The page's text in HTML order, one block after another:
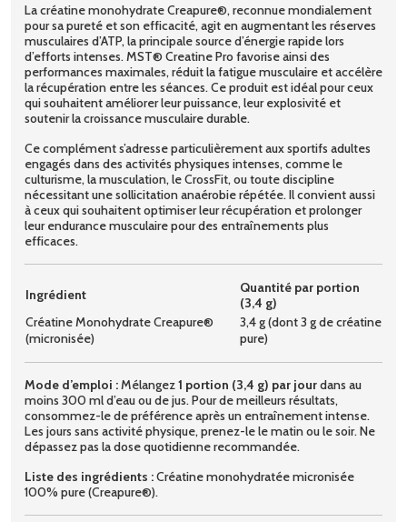
La créatine monohydrate Creapure®, reconnue mondialement
pour sa pureté et son efficacité, agit en augmentant les réserves
musculaires d’ATP, la principale source d’énergie rapide lors
d’efforts intenses. MST® Creatine Pro favorise ainsi des
performances maximales, réduit la fatigue musculaire et accélère
la récupération entre les séances. Ce produit est idéal pour ceux
qui souhaitent améliorer leur puissance, leur explosivité et
soutenir la croissance musculaire durable.
Ce complément s’adresse particulièrement aux sportifs adultes
engagés dans des activités physiques intenses, comme le
culturisme, la musculation, le CrossFit, ou toute discipline
nécessitant une sollicitation anaérobie répétée. Il convient aussi
à ceux qui souhaitent optimiser leur récupération et prolonger
leur endurance musculaire pour des entraînements plus
efficaces.
Ingrédient
Quantité par portion
(3,4 g)
Créatine Monohydrate Creapure®
(micronisée)
3,4 g (dont 3 g de créatine
pure)
Mode d’emploi :Mélangez1 portion (3,4 g) par jourdans au
moins 300 ml d’eau ou de jus. Pour de meilleurs résultats,
consommez-le de préférence après un entraînement intense.
Les jours sans activité physique, prenez-le le matin ou le soir. Ne
dépassez pas la dose quotidienne recommandée.
Liste des ingrédients :Créatine monohydratée micronisée
100% pure (Creapure®).